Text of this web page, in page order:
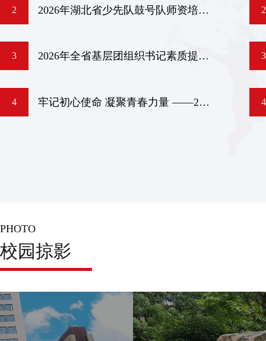
2 2026年湖北省少先队鼓号队师资培训班举办
3 2026年全省基层团组织书记素质提升班开展“读书赋能·青春启航”主题读书会活动
4 牢记初心使命 凝聚青春力量 ——2026年湖北省基层团组织书记素质提升班学员临时党支部开展党员集体过“政治生日”活动
2
3
4
PHOTO
校园掠影